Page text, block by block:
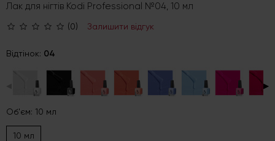
Лак для нігтів Kodi Professional №04, 10 мл
(0) Залишити відгук
Відтінок: 04
▶
Об'єм: 10 мл
10 мл